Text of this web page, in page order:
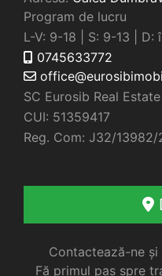
Program de lucru
L-V: 9-18 | S: 9-13 | D:
0745633772
SC Eurosib Real Estate
CUI: 51359417
Reg. Com: J32/13982/
Contactează-ne și
Fă primul pas spre